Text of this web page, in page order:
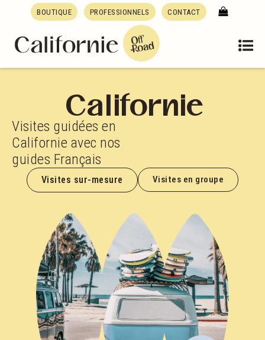
BOUTIQUE PROFESSIONNELS CONTACT
Californie
Visites guidées en
Californie avec nos
guides Français
Visites sur-mesure Visites en groupe